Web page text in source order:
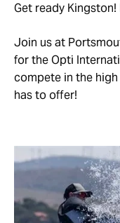
Get ready
Join us at
for the Opti
compete in the
has to offer!